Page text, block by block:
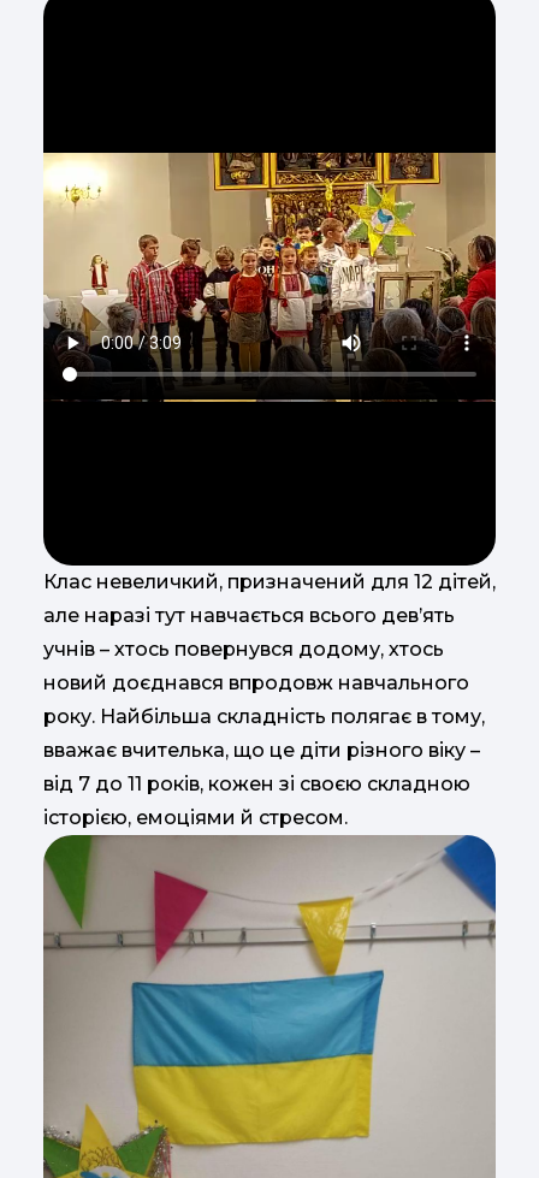
Клас невеличкий, призначений для 12 дітей,
але наразі тут навчається всього дев’ять
учнів – хтось повернувся додому, хтось
новий доєднався впродовж навчального
року. Найбільша складність полягає в тому,
вважає вчителька, що це діти різного віку –
від 7 до 11 років, кожен зі своєю складною
історією, емоціями й стресом.